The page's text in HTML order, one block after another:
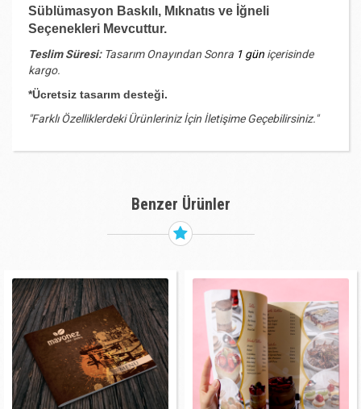
Süblümasyon Baskılı, Mıknatıs ve İğneli
Seçenekleri Mevcuttur.
Teslim Süresi:Tasarım Onayından Sonra 1 gün içerisinde
kargo.
*Ücretsiz tasarım desteği.
"Farklı Özelliklerdeki Ürünleriniz İçin İletişime Geçebilirsiniz."
Benzer Ürünler